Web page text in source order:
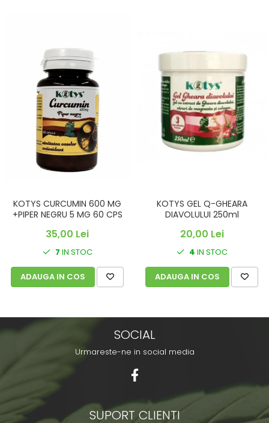
KOTYS CURCUMIN 600 MG
+PIPER NEGRU 5 MG 60 CPS
35,00 Lei
7 IN STOC
ADAUGA IN COS
KOTYS GEL Q-GHEARA
DIAVOLULUI 250ml
20,00 Lei
4 IN STOC
ADAUGA IN COS
SOCIAL
Urmareste-ne in social media
SUPORT CLIENTI